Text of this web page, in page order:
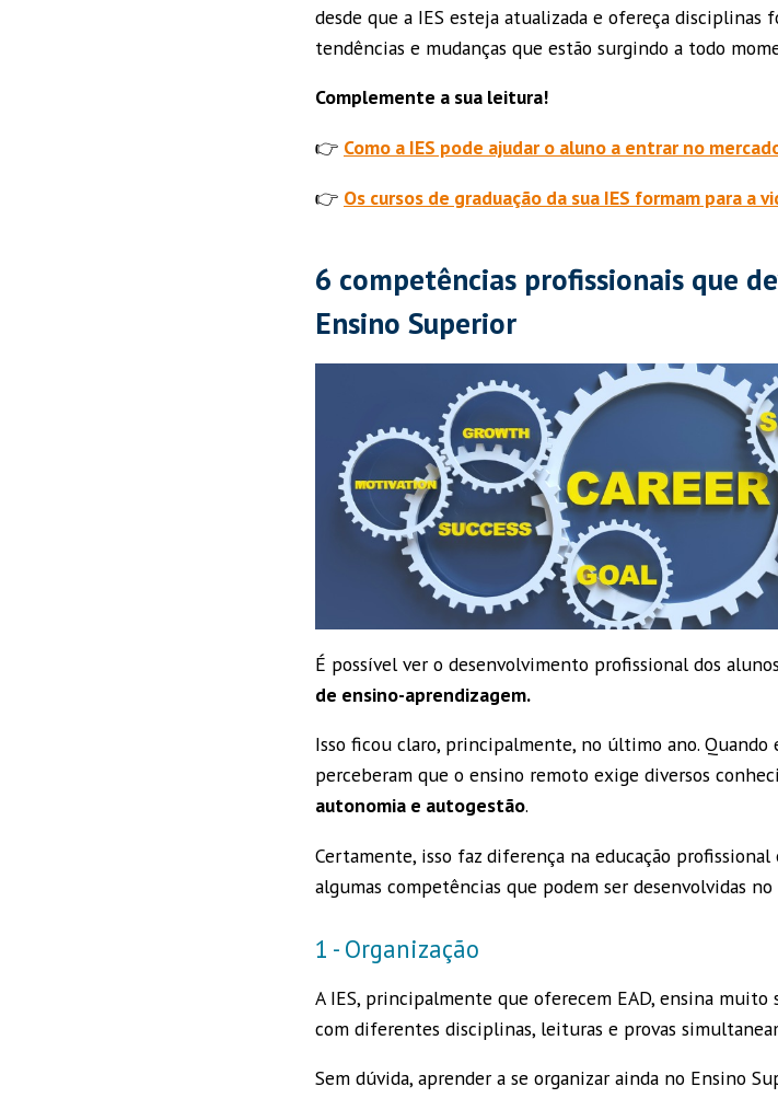
desde que a IES esteja atualizada e ofereça disciplinas
tendências e mudanças que estão surgindo a todo
Complemente a sua leitura!
👉 Como a IES pode ajudar o aluno a entrar no
👉 Os cursos de graduação da sua IES formam para a
6 competências profissionais que
Ensino Superior
É possível ver o desenvolvimento profissional dos
de ensino-aprendizagem.
Isso ficou claro, principalmente, no último ano. Quando
perceberam que o ensino remoto exige diversos
autonomia e autogestão.
Certamente, isso faz diferença na educação
algumas competências que podem ser desenvolvidas no
1 - Organização
A IES, principalmente que oferecem EAD, ensina muito
com diferentes disciplinas, leituras e provas
Sem dúvida, aprender a se organizar ainda no Ensino